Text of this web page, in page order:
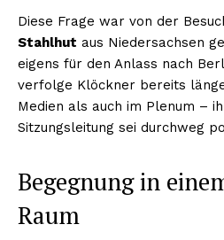
Diese Frage war von der
Stahlhut aus Niedersachsen
eigens für den Anlass nach
verfolge Klöckner bereits
Medien als auch im Plenum –
Sitzungsleitung sei durchweg
Begegnung in
Raum